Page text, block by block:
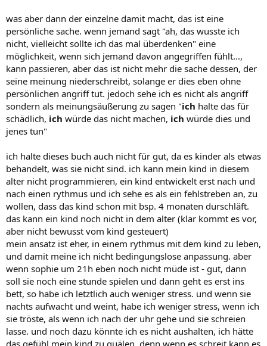
was aber dann der einzelne damit macht, das ist eine
persönliche sache. wenn jemand sagt "ah, das wusste ich
nicht, vielleicht sollte ich das mal überdenken" eine
möglichkeit, wenn sich jemand davon angegriffen fühlt...,
kann passieren, aber das ist nicht mehr die sache dessen, der
seine meinung niederschreibt, solange er dies eben ohne
persönlichen angriff tut. jedoch sehe ich es nicht als angriff
sondern als meinungsäußerung zu sagen "ich halte das für
schädlich, ich würde das nicht machen, ich würde dies und
jenes tun"
ich halte dieses buch auch nicht für gut, da es kinder als etwas
behandelt, was sie nicht sind. ich kann mein kind in diesem
alter nicht programmieren, ein kind entwickelt erst nach und
nach einen rythmus und ich sehe es als ein fehlstreben an, zu
wollen, dass das kind schon mit bsp. 4 monaten durschläft.
das kann ein kind noch nicht in dem alter (klar kommt es vor,
aber nicht bewusst vom kind gesteuert)
mein ansatz ist eher, in einem rythmus mit dem kind zu leben,
und damit meine ich nicht bedingungslose anpassung. aber
wenn sophie um 21h eben noch nicht müde ist - gut, dann
soll sie noch eine stunde spielen und dann geht es erst ins
bett, so habe ich letztlich auch weniger stress. und wenn sie
nachts aufwacht und weint, habe ich weniger stress, wenn ich
sie tröste, als wenn ich nach der uhr gehe und sie schreien
lasse. und noch dazu könnte ich es nicht aushalten, ich hätte
das gefühl mein kind zu quälen, denn wenn es schreit kann es